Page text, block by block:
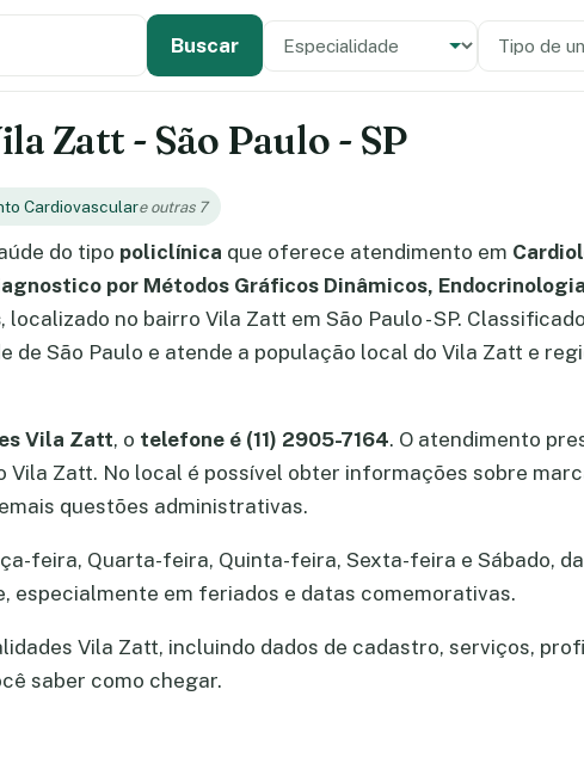
Buscar Especialidade
Tipo de unidade
Zatt - São Paulo - SP
Cardiovasculare outras 7
do tipo policlínica que oferece atendimento em
por Métodos Gráficos Dinâmicos,
, localizado no bairro Vila Zatt em São Paulo - SP.
de São Paulo e atende a população local do Vila Zatt e
Vila Zatt, o telefone é (11) 2905-7164. O atendimento
Vila Zatt. No local é possível obter informações sobre
questões administrativas.
feira, Quarta-feira, Quinta-feira, Sexta-feira e Sábado,
especialmente em feriados e datas comemorativas.
Vila Zatt, incluindo dados de cadastro, serviços,
saber como chegar.